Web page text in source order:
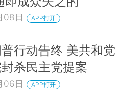
08日 APP打开
行动告终 美共和党
杀民主党提案
06日 APP打开